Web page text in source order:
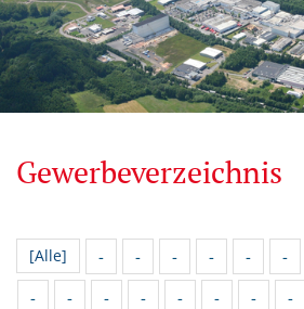
Gewerbeverzeichnis
[Alle] - - - - - -
-
- - - - - - -